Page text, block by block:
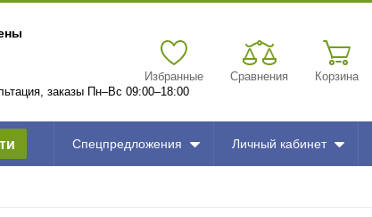
заказы Пн–Вс 09:00–18:00
Избранные Сравнения Корзина
Спецпредложения Личный кабинет